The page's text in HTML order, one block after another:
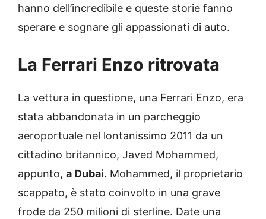
hanno dell’incredibile e queste storie fanno
sperare e sognare gli appassionati di auto.
La Ferrari Enzo ritrovata
La vettura in questione, una Ferrari Enzo, era
stata abbandonata in un parcheggio
aeroportuale nel lontanissimo 2011 da un
cittadino britannico, Javed Mohammed,
appunto, a Dubai. Mohammed, il proprietario
scappato, è stato coinvolto in una grave
frode da 250 milioni di sterline. Date una